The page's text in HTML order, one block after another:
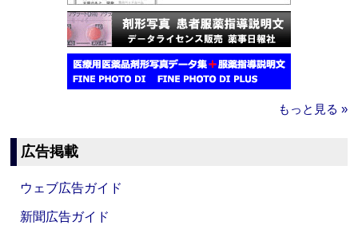
もっと見る »
広告掲載
ウェブ広告ガイド
新聞広告ガイド